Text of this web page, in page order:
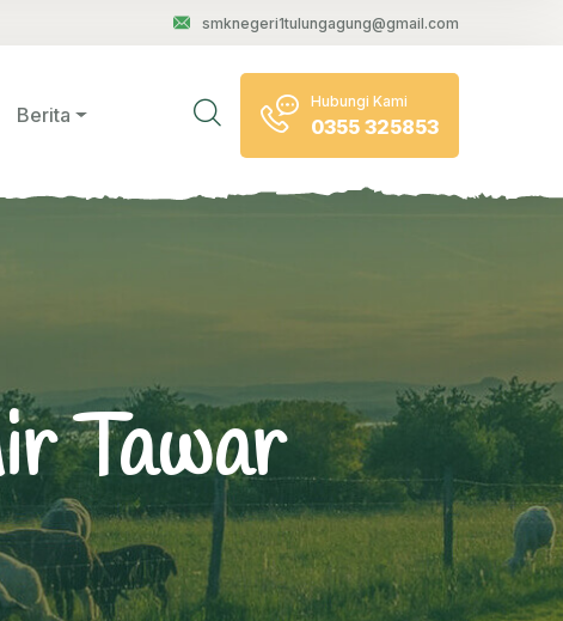
smknegeri1tulungagung@gmail.com
Berita
Hubungi Kami
0355 325853
Tawar